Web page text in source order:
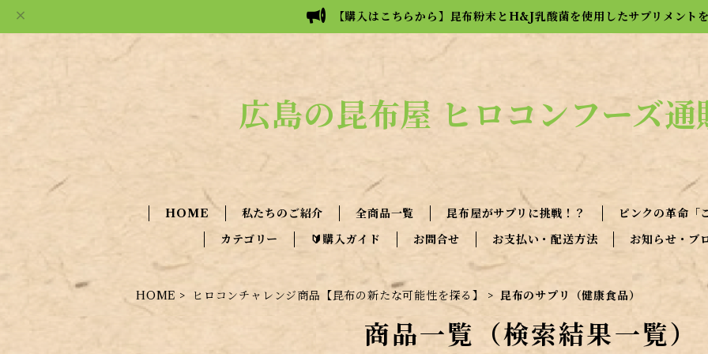
【購入はこちらから】昆布粉末とH&J乳酸菌を使用したサプリメント
広島の昆布屋 ヒロコンフーズ通
HOME 私たちのご紹介 全商品一覧 昆布屋がサプリに挑戦！？
ピンクの革命「
カテゴリー
🔰購入ガイド お問合せ お支払い・配送方法 お知らせ・ブ
HOME ヒロコンチャレンジ商品【昆布の新たな可能性を探る】 昆布のサプリ（健康食品）
商品一覧（検索結果一覧）